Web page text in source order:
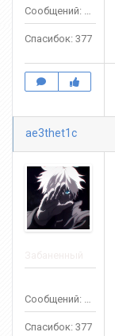
Сообщений: 356
Спасибок: 377
ae3thet1c
Сообщений: 356
Спасибок: 377